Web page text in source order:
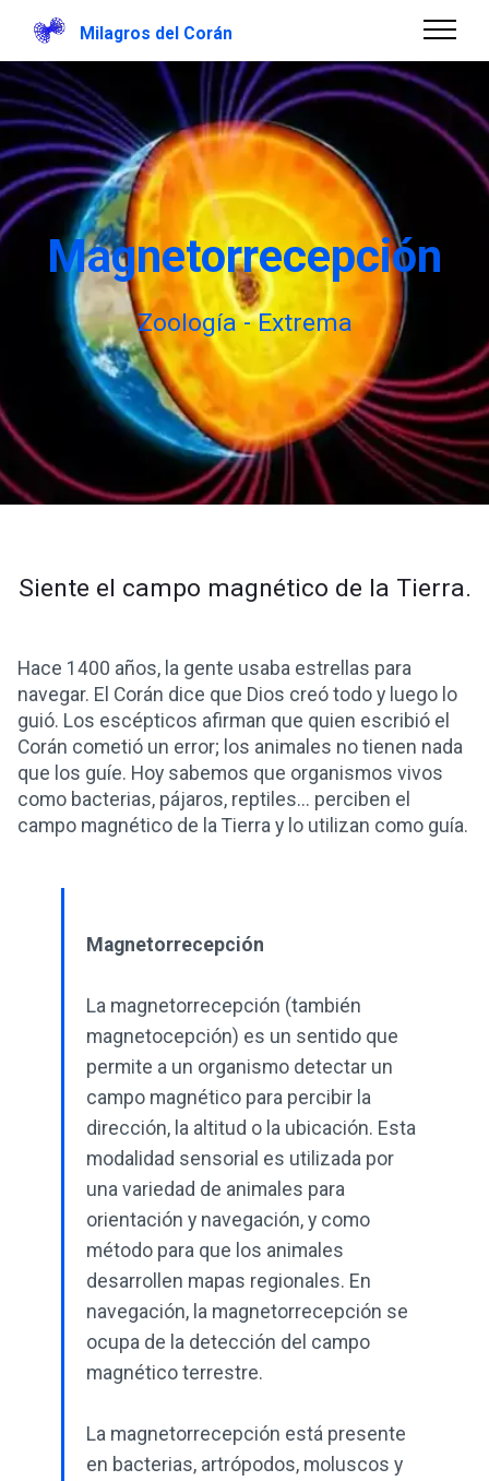
Milagros del Corán
Magnetorrecepción
Zoología - Extrema
Siente el campo magnético de la Tierra.
Hace 1400 años, la gente usaba estrellas para
navegar. El Corán dice que Dios creó todo y luego lo
guió. Los escépticos afirman que quien escribió el
Corán cometió un error; los animales no tienen nada
que los guíe. Hoy sabemos que organismos vivos
como bacterias, pájaros, reptiles... perciben el
campo magnético de la Tierra y lo utilizan como guía.
Magnetorrecepción
La magnetorrecepción (también
magnetocepción) es un sentido que
permite a un organismo detectar un
campo magnético para percibir la
dirección, la altitud o la ubicación. Esta
modalidad sensorial es utilizada por
una variedad de animales para
orientación y navegación, y como
método para que los animales
desarrollen mapas regionales. En
navegación, la magnetorrecepción se
ocupa de la detección del campo
magnético terrestre.
La magnetorrecepción está presente
en bacterias, artrópodos, moluscos y